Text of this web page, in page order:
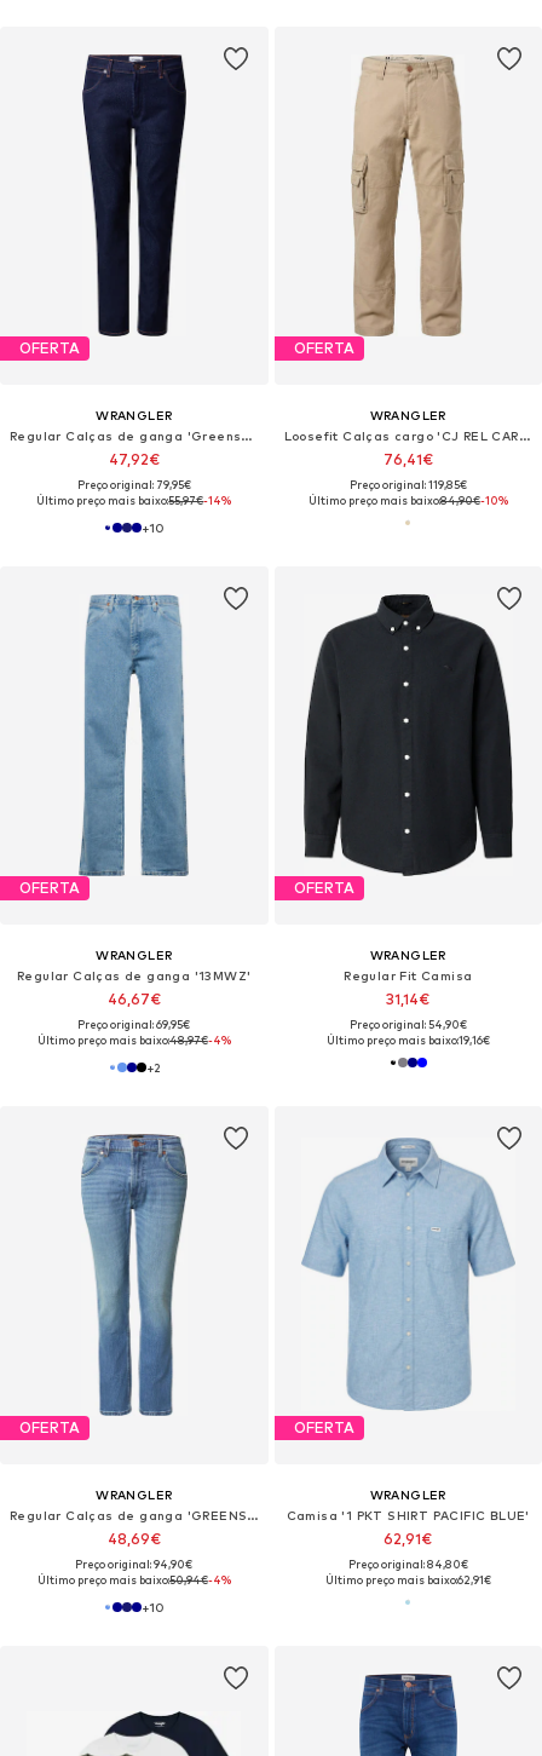
OFERTA
WRANGLER
Regular Calças de ganga 'Greensboro'
47,92€
Preço original: 79,95€
Último preço mais baixo:55,97€-14%
+10
OFERTA
WRANGLER
Loosefit Calças cargo 'CJ REL CARGO'
76,41€
Preço original: 119,85€
Último preço mais baixo:84,90€-10%
OFERTA
WRANGLER
Regular Calças de ganga '13MWZ'
46,67€
Preço original: 69,95€
Último preço mais baixo:48,97€-4%
+2
OFERTA
WRANGLER
Regular Fit Camisa
31,14€
Preço original: 54,90€
Último preço mais baixo:19,16€
OFERTA
WRANGLER
Regular Calças de ganga 'GREENSBORO'
48,69€
Preço original: 94,90€
Último preço mais baixo:50,94€-4%
+10
OFERTA
WRANGLER
Camisa '1 PKT SHIRT PACIFIC BLUE'
62,91€
Preço original: 84,80€
Último preço mais baixo:62,91€